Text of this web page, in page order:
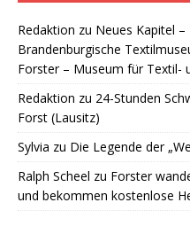
Redaktion zu Neues Kapitel
Brandenburgische
Forster – Museum für Textil-
Redaktion zu 24-Stunden
Forst (Lausitz)
Sylvia zu Die Legende der
Ralph Scheel zu Forster
und bekommen kostenlose